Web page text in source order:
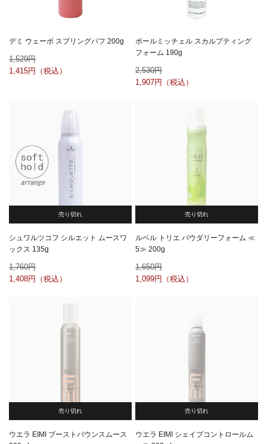
デミ ウェーボ スプリングパフ 200g
1,529
1,415
ポールミッチェル スカルプティング
フォーム 190g
2,530
1,907
売り切れ
シュワルツコフ シルエット ムースワ
ックス 135g
1,760
1,408
売り切れ
ルベル トリエ パウダリーフォーム ≪
5≫ 200g
1,650
1,099
売り切れ
ウエラ EIMI ブーストバウンスムース
売り切れ
ウエラ EIMI シェイプコントロールム